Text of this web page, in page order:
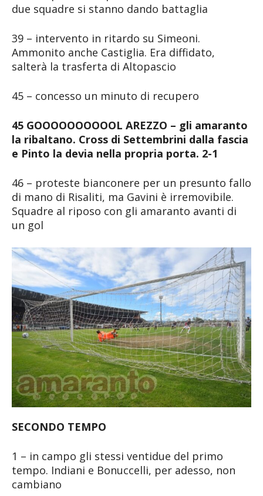
due squadre si stanno dando battaglia
39 – intervento in ritardo su Simeoni.
Ammonito anche Castiglia. Era diffidato,
salterà la trasferta di Altopascio
45 – concesso un minuto di recupero
45 GOOOOOOOOOOL AREZZO – gli amaranto
la ribaltano. Cross di Settembrini dalla fascia
e Pinto la devia nella propria porta. 2-1
46 – proteste bianconere per un presunto fallo
di mano di Risaliti, ma Gavini è irremovibile.
Squadre al riposo con gli amaranto avanti di
un gol
SECONDO TEMPO
1 – in campo gli stessi ventidue del primo
tempo. Indiani e Bonuccelli, per adesso, non
cambiano